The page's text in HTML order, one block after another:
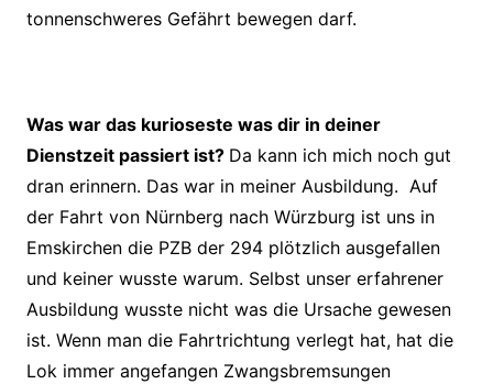
tonnenschweres Gefährt bewegen darf.
Was war das kurioseste was dir in deiner
Dienstzeit passiert ist? Da kann ich mich noch gut
dran erinnern. Das war in meiner Ausbildung. Auf
der Fahrt von Nürnberg nach Würzburg ist uns in
Emskirchen die PZB der 294 plötzlich ausgefallen
und keiner wusste warum. Selbst unser erfahrener
Ausbildung wusste nicht was die Ursache gewesen
ist. Wenn man die Fahrtrichtung verlegt hat, hat die
Lok immer angefangen Zwangsbremsungen